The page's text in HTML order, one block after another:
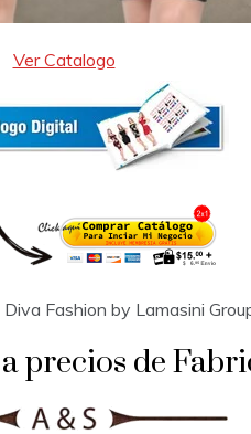
Ver Catalogo
Fashion by Lamasini
de